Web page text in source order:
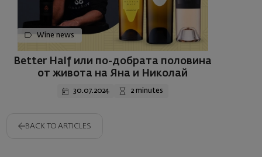
Wine news
Better Half или по-добрата половина
от живота на Яна и Николай
30.07.2024 2 minutes
BACK TO ARTICLES